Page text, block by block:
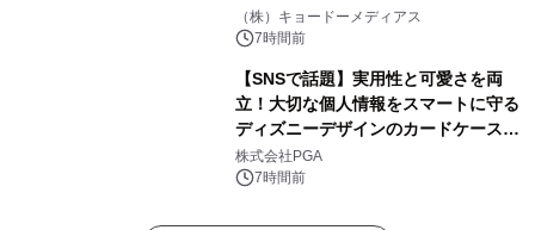
界。ジョン・ウィリアムズ：シネマ・
スペクタキュラー・コンサート 開催決
（株）キョードーメディアス
7時間前
【SNSで話題】実用性と可愛さを両
立！大切な個人情報をスマートに守る
ディズニーデザインのカードケースを
株式会社PGAが8月7日発売
株式会社PGA
7時間前